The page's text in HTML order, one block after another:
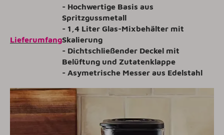
Lieferumfang
- Hochwertige Basis aus
Spritzgussmetall
- 1,4 Liter Glas-Mixbehälter mit
Skalierung
- Dichtschließender Deckel mit
Belüftung und Zutatenklappe
- Asymetrische Messer aus Edelstahl